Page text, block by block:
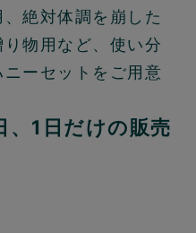
絶対体調を崩した
物用など、使い分
ーセットをご用意
、1日だけの販売